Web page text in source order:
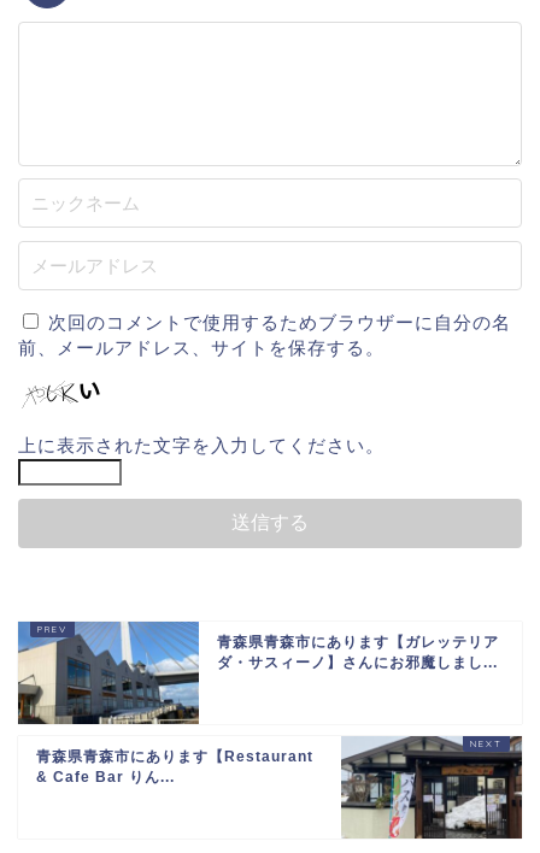
次回のコメントで使用するためブラウザーに自分の名
前、メールアドレス、サイトを保存する。
上に表示された文字を入力してください。
青森県青森市にあります【ガレッテリア
ダ・サスィーノ】さんにお邪魔しまし...
青森県青森市にあります【Restaurant
& Cafe Bar りん...